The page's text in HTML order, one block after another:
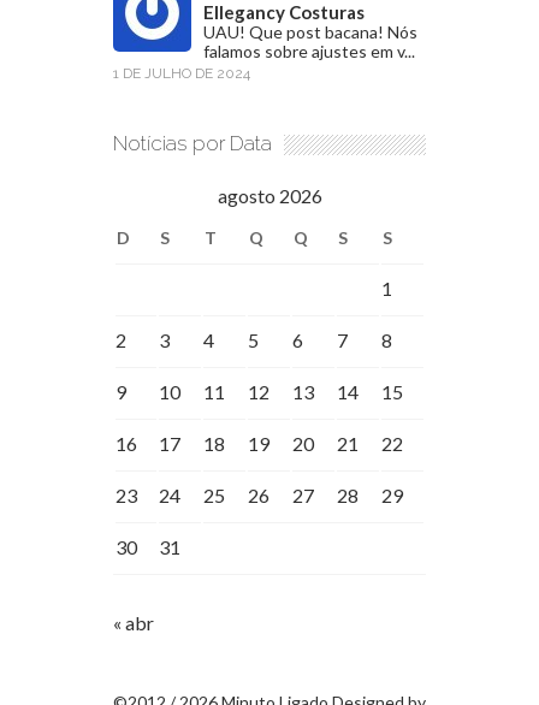
Ellegancy Costuras
UAU! Que post bacana! Nós
falamos sobre ajustes em v...
1 DE JULHO DE 2024
Notícias por Data
agosto 2026
D S T Q Q S S
1
2 3 4 5 6 7 8
9 10 11 12 13 14 15
16 17 18 19 20 21 22
23 24 25 26 27 28 29
30 31
« abr